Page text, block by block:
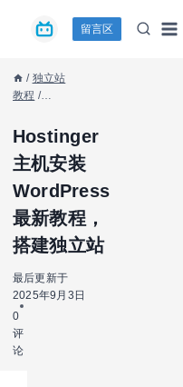
留言区
/ 独立站
教程 /
系列 /
主机安装
WordPress
最新教程，
搭建独立站
Hostinger
主机安装
WordPress
最新教程，
搭建独立站
最后更新于
2025年9月3日
0
评
论